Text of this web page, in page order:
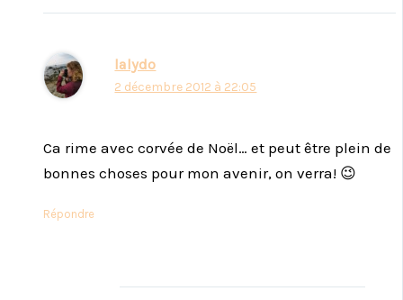
lalydo
2 décembre 2012 à 22:05
Ca rime avec corvée de Noël… et peut être plein de
bonnes choses pour mon avenir, on verra! 😉
Répondre